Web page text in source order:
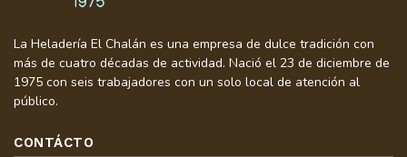
La Heladería El Chalán es una empresa de dulce tradición con
más de cuatro décadas de actividad. Nació el 23 de diciembre de
1975 con seis trabajadores con un solo local de atención al
público.
CONTÁCTO